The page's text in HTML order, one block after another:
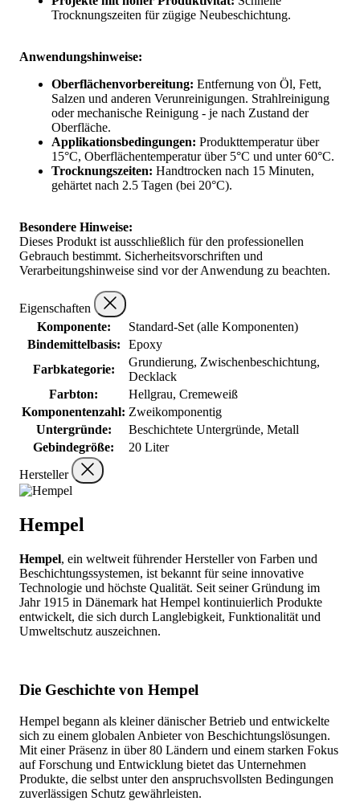
Trocknungszeiten für zügige Neubeschichtung.
Anwendungshinweise:
Oberflächenvorbereitung: Entfernung von Öl, Fett,
Salzen und anderen Verunreinigungen. Strahlreinigung
oder mechanische Reinigung - je nach Zustand der
Oberfläche.
Applikationsbedingungen: Produkttemperatur über
15°C, Oberflächentemperatur über 5°C und unter 60°C.
Trocknungszeiten: Handtrocken nach 15 Minuten,
gehärtet nach 2.5 Tagen (bei 20°C).
Besondere Hinweise:
Dieses Produkt ist ausschließlich für den professionellen
Gebrauch bestimmt. Sicherheitsvorschriften und
Verarbeitungshinweise sind vor der Anwendung zu beachten.
Eigenschaften
Komponente:
Standard-Set (alle Komponenten)
Bindemittelbasis:
Epoxy
Farbkategorie:
Grundierung, Zwischenbeschichtung,
Decklack
Farbton:
Hellgrau, Cremeweiß
Komponentenzahl: Zweikomponentig
Untergründe:
Beschichtete Untergründe, Metall
Gebindegröße:
20 Liter
Hersteller
Hempel
Hempel, ein weltweit führender Hersteller von Farben und
Beschichtungssystemen, ist bekannt für seine innovative
Technologie und höchste Qualität. Seit seiner Gründung im
Jahr 1915 in Dänemark hat Hempel kontinuierlich Produkte
entwickelt, die sich durch Langlebigkeit, Funktionalität und
Umweltschutz auszeichnen.
Die Geschichte von Hempel
Hempel begann als kleiner dänischer Betrieb und entwickelte
sich zu einem globalen Anbieter von Beschichtungslösungen.
Mit einer Präsenz in über 80 Ländern und einem starken Fokus
auf Forschung und Entwicklung bietet das Unternehmen
Produkte, die selbst unter den anspruchsvollsten Bedingungen
zuverlässigen Schutz gewährleisten.